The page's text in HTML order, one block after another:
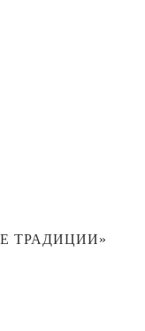
ТРАДИЦИИ»